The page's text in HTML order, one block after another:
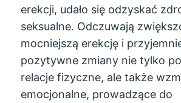
erekcji, udało się odzyskać
seksualne. Odczuwają
mocniejszą erekcję i
pozytywne zmiany nie tylko
relacje fizyczne, ale także
emocjonalne, prowadzące do